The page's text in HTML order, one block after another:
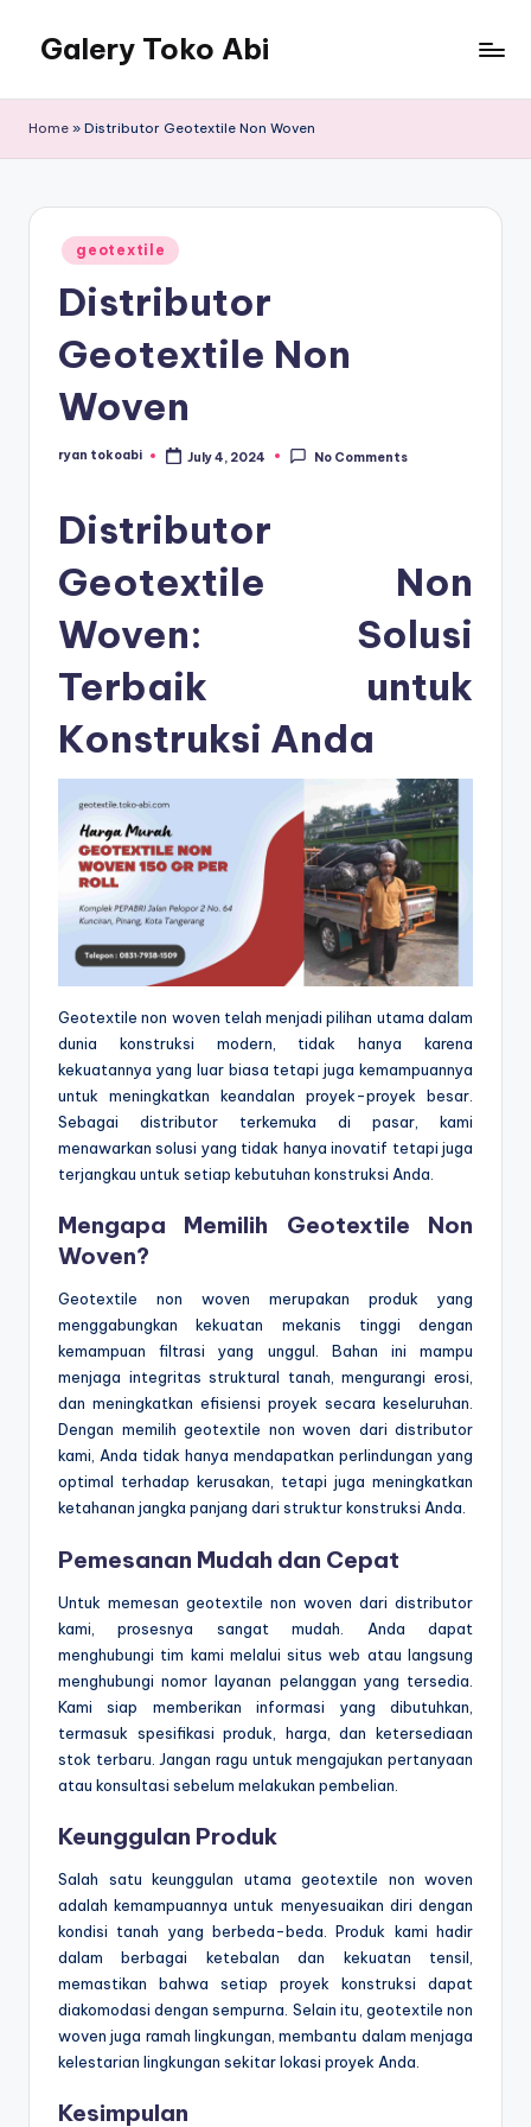
Galery Toko Abi
Home » Distributor Geotextile Non Woven
Posted
in
geotextile
Distributor
Geotextile Non
Woven
Posted
ryan tokoabi July 4, 2024 No Comments
Distributor
Geotextile Non
Woven: Solusi
Terbaik untuk
Konstruksi Anda
Geotextile non woven telah menjadi pilihan utama dalam
dunia konstruksi modern, tidak hanya karena
kekuatannya yang luar biasa tetapi juga kemampuannya
untuk meningkatkan keandalan proyek-proyek besar.
Sebagai distributor terkemuka di pasar, kami
menawarkan solusi yang tidak hanya inovatif tetapi juga
terjangkau untuk setiap kebutuhan konstruksi Anda.
Mengapa Memilih Geotextile Non
Woven?
Geotextile non woven merupakan produk yang
menggabungkan kekuatan mekanis tinggi dengan
kemampuan filtrasi yang unggul. Bahan ini mampu
menjaga integritas struktural tanah, mengurangi erosi,
dan meningkatkan efisiensi proyek secara keseluruhan.
Dengan memilih geotextile non woven dari distributor
kami, Anda tidak hanya mendapatkan perlindungan yang
optimal terhadap kerusakan, tetapi juga meningkatkan
ketahanan jangka panjang dari struktur konstruksi Anda.
Pemesanan Mudah dan Cepat
Untuk memesan geotextile non woven dari distributor
kami, prosesnya sangat mudah. Anda dapat
menghubungi tim kami melalui situs web atau langsung
menghubungi nomor layanan pelanggan yang tersedia.
Kami siap memberikan informasi yang dibutuhkan,
termasuk spesifikasi produk, harga, dan ketersediaan
stok terbaru. Jangan ragu untuk mengajukan pertanyaan
atau konsultasi sebelum melakukan pembelian.
Keunggulan Produk
Salah satu keunggulan utama geotextile non woven
adalah kemampuannya untuk menyesuaikan diri dengan
kondisi tanah yang berbeda-beda. Produk kami hadir
dalam berbagai ketebalan dan kekuatan tensil,
memastikan bahwa setiap proyek konstruksi dapat
diakomodasi dengan sempurna. Selain itu, geotextile non
woven juga ramah lingkungan, membantu dalam menjaga
kelestarian lingkungan sekitar lokasi proyek Anda.
Kesimpulan